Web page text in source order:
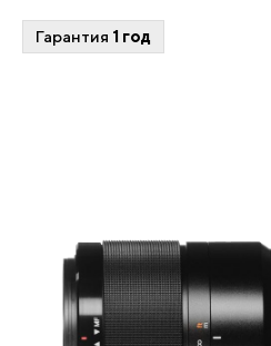
Гарантия 1 год